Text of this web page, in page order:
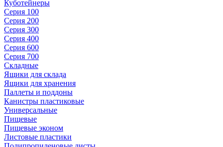
Куботейнеры
Серия 100
Серия 200
Серия 300
Серия 400
Серия 600
Серия 700
Складные
Ящики для склада
Ящики для хранения
Паллеты и поддоны
Канистры пластиковые
Универсальные
Пищевые
Пищевые эконом
Листовые пластики